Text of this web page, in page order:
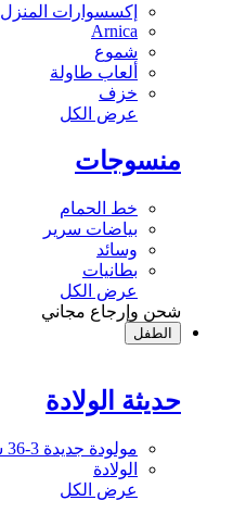
إكسسوارات المنزل
Arnica
شموع
ألعاب طاولة
خزف
عرض الكل
منسوجات
خط الحمام
بياضات سرير
وسائد
بطانيات
عرض الكل
شحن وإرجاع مجاني
الطفل
حديثة الولادة
مولودة جديدة 3-36 شهرًا
الولادة
عرض الكل